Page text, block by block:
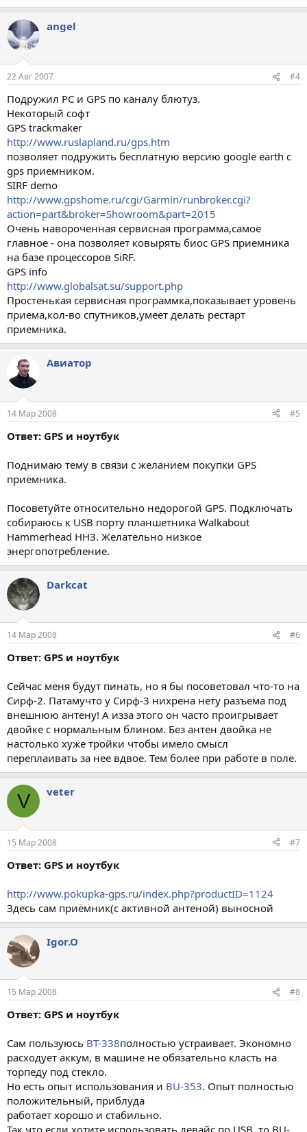
angel
22 Авг 2007 #4
Подружил PC и GPS по каналу блютуз.
Некоторый софт
GPS trackmaker
http://www.ruslapland.ru/gps.htm
позволяет подружить бесплатную версию google earth с
gps приемником.
SIRF demo
http://www.gpshome.ru/cgi/Garmin/runbroker.cgi?
action=part&broker=Showroom&part=2015
Очень навороченная сервисная программа,самое
главное - она позволяет ковырять биос GPS приемника
на базе процессоров SiRF.
GPS info
http://www.globalsat.su/support.php
Простенькая сервисная программка,показывает уровень
приема,кол-во спутников,умеет делать рестарт
приемника.
Авиатор
14 Мар 2008 #5
Ответ: GPS и ноутбук
Поднимаю тему в связи с желанием покупки GPS
приёмника.
Посоветуйте относительно недорогой GPS. Подключать
собираюсь к USB порту планшетника Walkabout
Hammerhead HH3. Желательно низкое
энергопотребление.
Darkcat
14 Мар 2008 #6
Ответ: GPS и ноутбук
Сейчас меня будут пинать, но я бы посоветовал что-то на
Сирф-2. Патамучто у Сирф-3 нихрена нету разъема под
внешнюю антену! А изза этого он часто проигрывает
двойке с нормальным блином. Без антен двойка не
настолько хуже тройки чтобы имело смысл
переплаивать за нее вдвое. Тем более при работе в поле.
V veter
15 Мар 2008 #7
Ответ: GPS и ноутбук
http://www.pokupka-gps.ru/index.php?productID=1124
Здесь сам приёмник(с активной антеной) выносной
Igor.O
15 Мар 2008 #8
Ответ: GPS и ноутбук
Сам пользуюсь BT-338полностью устраивает. Экономно
расходует аккум, в машине не обязательно класть на
торпеду под стекло.
Но есть опыт использования и BU-353. Опыт полностью
положительный, приблуда
работает хорошо и стабильно.
Так что если хотите использовать девайс по USB, то BU-